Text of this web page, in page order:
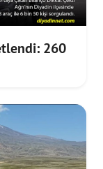
260